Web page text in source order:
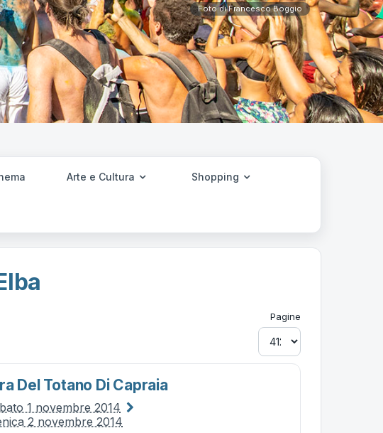
Foto di Francesco Boggio
Arte e Cultura Shopping
Pagine
Del Totano Di Capraia
1 novembre 2014
2 novembre 2014